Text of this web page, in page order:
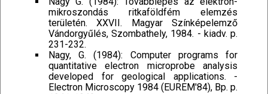
mikroszondás ritkaföldfém elemzés
területén. XXVII. Magyar Színképelemző
Vándorgyűlés, Szombathely, 1984. - kiadv. p.
231-232.
Nagy, G. (1984): Computer programs for
quantitative electron microprobe analysis
developed for geological applications. -
Electron Microscopy 1984 (EUREM'84), Bp. p.